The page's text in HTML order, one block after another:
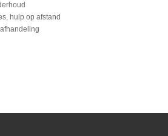
hulp op afstand